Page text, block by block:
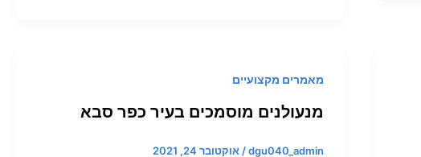
מאמרים מקצועיים
מנעולנים מוסמכים בעיר כפר סבא
dgu040_admin
/אוקטובר 24, 2021